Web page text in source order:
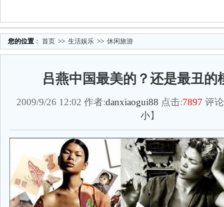
您的位置 ： 首页 >> 生活娱乐 >> 休闲旅游
吕燕中国最美的？还是最丑的
2009/9/26 12:02 作者:danxiaogui88 点击:7897 评
小】